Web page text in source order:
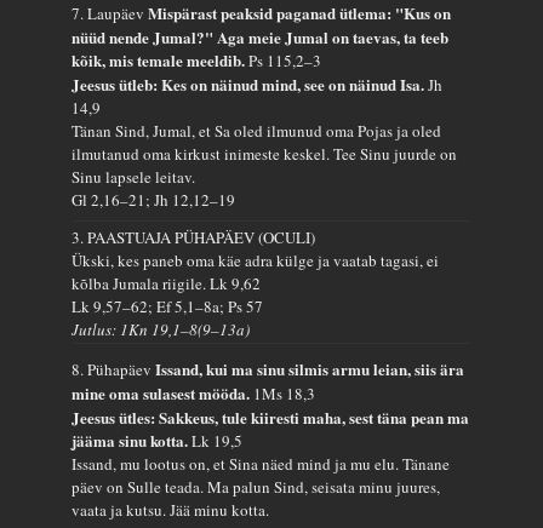
7. LaupäevMispärast peaksid paganad ütlema: "Kus on
nüüd nende Jumal?" Aga meie Jumal on taevas, ta teeb
kõik, mis temale meeldib.Ps 115,2–3
Jeesus ütleb: Kes on näinud mind, see on näinud Isa.Jh
14,9
Tänan Sind, Jumal, et Sa oled ilmunud oma Pojas ja oled
ilmutanud oma kirkust inimeste keskel. Tee Sinu juurde on
Sinu lapsele leitav.
Gl 2,16–21; Jh 12,12–19
3. PAASTUAJA PÜHAPÄEV (OCULI)
Ükski, kes paneb oma käe adra külge ja vaatab tagasi, ei
kõlba Jumala riigile.Lk 9,62
Lk 9,57–62; Ef 5,1–8a; Ps 57
Jutlus: 1Kn 19,1–8(9–13a)
8. PühapäevIssand, kui ma sinu silmis armu leian, siis ära
mine oma sulasest mööda. 1Ms 18,3
Jeesus ütles: Sakkeus, tule kiiresti maha, sest täna pean ma
jääma sinu kotta.Lk 19,5
Issand, mu lootus on, et Sina näed mind ja mu elu. Tänane
päev on Sulle teada. Ma palun Sind, seisata minu juures,
vaata ja kutsu. Jää minu kotta.